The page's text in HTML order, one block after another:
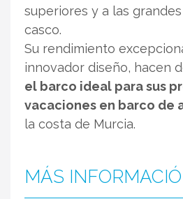
superiores y a las
casco.
Su rendimiento
innovador diseño, hacen
el barco ideal para sus
vacaciones en barco de
la costa de Murcia.
MÁS